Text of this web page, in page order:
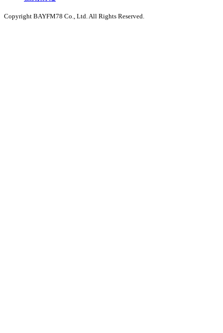
Copyright BAYFM78 Co., Ltd. All Rights Reserved.